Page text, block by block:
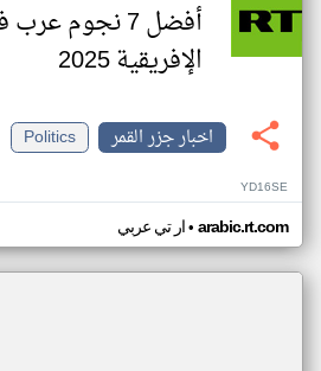
أفضل 7 نجوم
الإفريقية 2025
اخبار جزر القمر
Politics
YD16SE
ار تي عربي• arabic.rt.com